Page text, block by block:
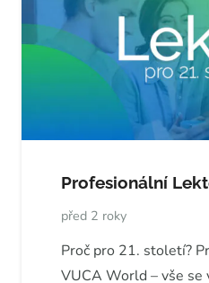
Profesionální
před 2 roky
Proč pro 21. století?
VUCA World – vše se